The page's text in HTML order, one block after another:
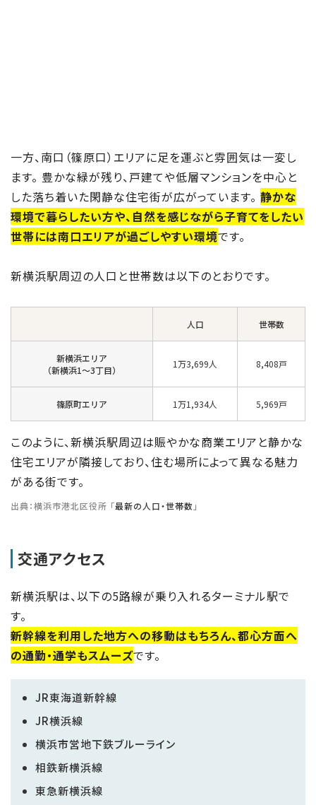
一方、南口（篠原口）エリアに足を運ぶと雰囲気は一変し
ます。 豊かな緑が残り、戸建てや低層マンションを中心と
した落ち着いた閑静な住宅街が広がっています。 静かな
環境で暮らしたい方や、自然を感じながら子育てをしたい
世帯には南口エリアが過ごしやすい環境です。
新横浜駅周辺の人口と世帯数は以下のとおりです。
人口 世帯数
新横浜エリア
（新横浜1～3丁目）
1万3,699人 8,408戸
篠原町エリア 1万1,934人 5,969戸
このように、新横浜駅周辺は賑やかな商業エリアと静かな
住宅エリアが隣接しており、住む場所によって異なる魅力
がある街です。
出典：横浜市港北区役所 「最新の人口・世帯数 」
交通アクセス
新横浜駅は、以下の5路線が乗り入れるターミナル駅で
す。
新幹線を利用した地方への移動はもちろん、都心方面へ
の通勤・通学もスムーズです。
JR東海道新幹線
JR横浜線
横浜市営地下鉄ブルーライン
相鉄新横浜線
東急新横浜線